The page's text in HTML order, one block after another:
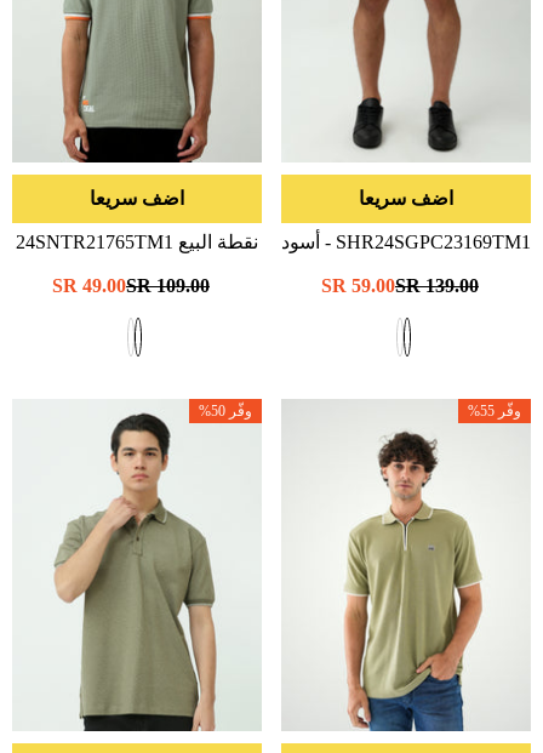
اضف سريعا
SHR24SGPC23169TM1 - أسود
سعر
139.00 SR
سعر
59.00 SR
اضف سريعا
نقطة البيع 24SNTR21765TM1
سعر
109.00 SR
سعر
49.00 SR
وفّر 55% وفّر 50%